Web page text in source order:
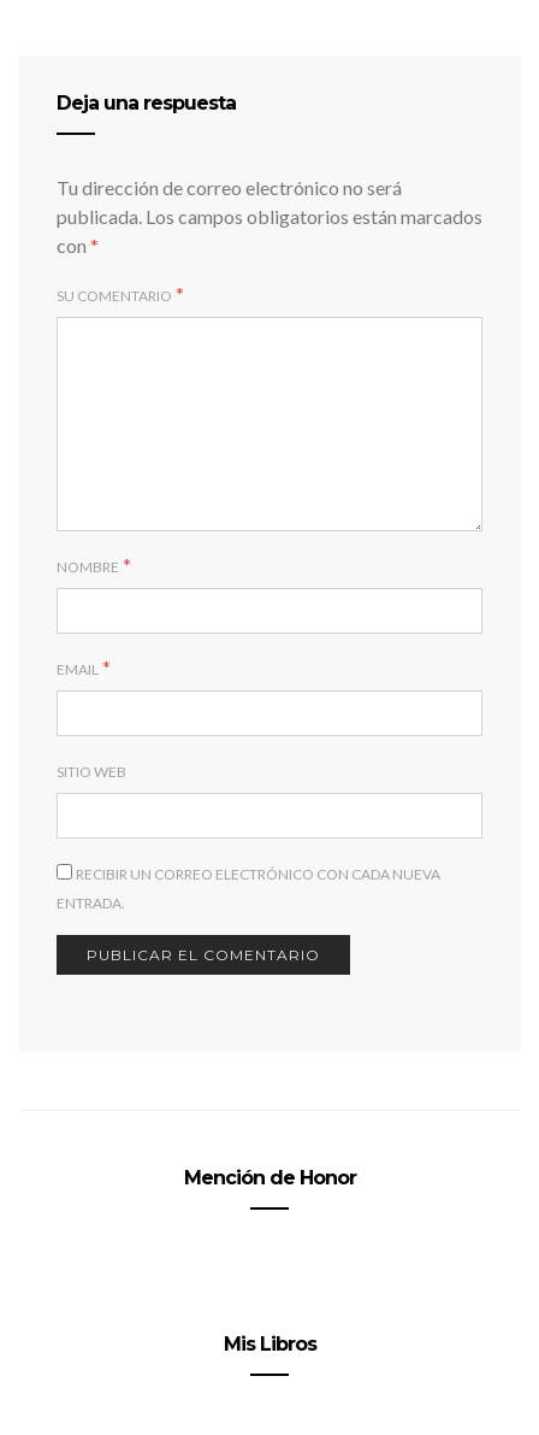
Deja una respuesta
Tu dirección de correo electrónico no será
publicada. Los campos obligatorios están marcados
con *
SU COMENTARIO *
NOMBRE *
EMAIL *
SITIO WEB
RECIBIR UN CORREO ELECTRÓNICO CON CADA NUEVA
ENTRADA.
Mención de Honor
Mis Libros